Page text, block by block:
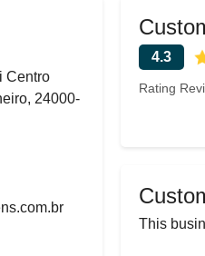
Centro
24000-
4.3
Rating
This